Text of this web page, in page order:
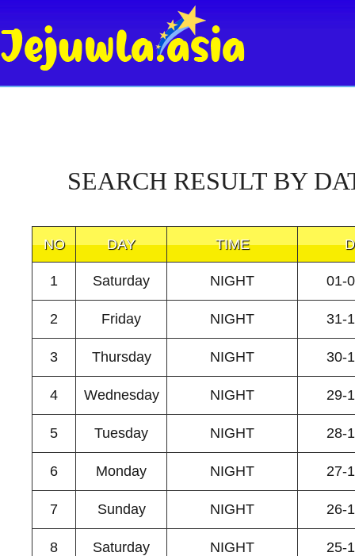
SEARCH RESULT BY
NO DAY TIME
1 Saturday NIGHT 01-
2 Friday NIGHT 31-
3 Thursday NIGHT 30-
4 Wednesday NIGHT 29-
5 Tuesday NIGHT 28-
6 Monday NIGHT 27-
7 Sunday NIGHT 26-
8 Saturday NIGHT 25-